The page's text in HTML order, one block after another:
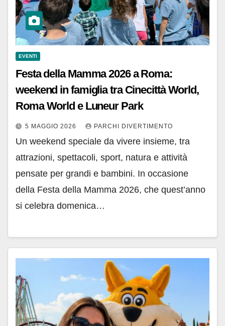
EVENTI
Festa della Mamma 2026 a Roma:
weekend in famiglia tra Cinecittà World,
Roma World e Luneur Park
5 MAGGIO 2026 PARCHI DIVERTIMENTO
Un weekend speciale da vivere insieme, tra
attrazioni, spettacoli, sport, natura e attività
pensate per grandi e bambini. In occasione
della Festa della Mamma 2026, che quest’anno
si celebra domenica…